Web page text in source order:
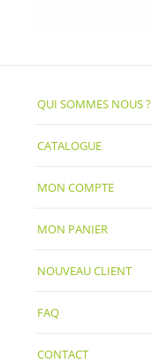
QUI SOMMES NOUS ?
CATALOGUE
MON COMPTE
MON PANIER
NOUVEAU CLIENT
FAQ
CONTACT